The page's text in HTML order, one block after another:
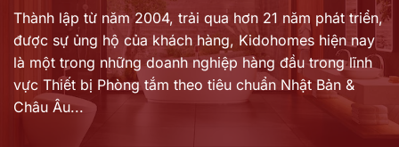
Thành lập từ năm 2004, trải qua hơn 21 năm phát triển,
được sự ủng hộ của khách hàng, Kidohomes hiện nay
là một trong những doanh nghiệp hàng đầu trong lĩnh
vực Thiết bị Phòng tắm theo tiêu chuẩn Nhật Bản &
Châu Âu...